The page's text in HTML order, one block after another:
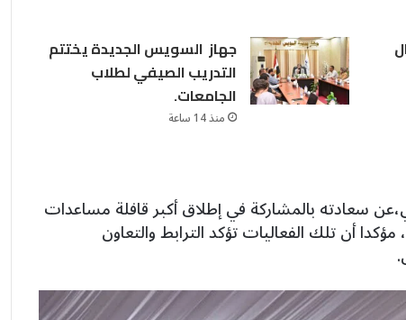
جهاز السويس الجديدة يختتم
التدريب الصيفي لطلاب
الجامعات.
منذ 14 ساعة
سعادته بالمشاركة في إطلاق أكبر قافلة مساعدات
أن تلك الفعاليات تؤكد الترابط والتعاون